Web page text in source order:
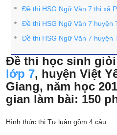
Đề thi HSG Ngữ Văn 7 thị xã
Đề thi HSG Ngữ Văn 7 huyện
Đề thi HSG Ngữ Văn 7 huyện
Đề thi học sinh
lớp 7, huyện Việt
Giang, năm học
gian làm bài: 150
Hình thức thi Tự luận gồm 4 câu.